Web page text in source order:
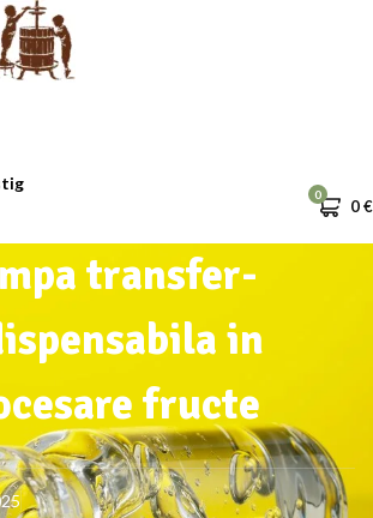
0
0€
transfer-
in
fructe